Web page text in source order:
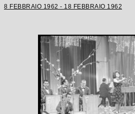
8 FEBBRAIO 1962 - 18 FEBBRAIO 1962